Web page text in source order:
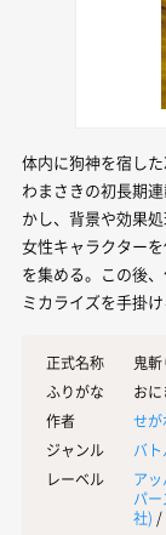
体内に狗神を宿し
わまさきの初長期
かし、背景や効果
女性キャラクター
を集める。この後
ミカライズを手掛
正式名称
鬼
ふりがな
お
作者
せが
ジャンル
バ
レーベル
ア
パ
社) /